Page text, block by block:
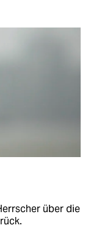
über die